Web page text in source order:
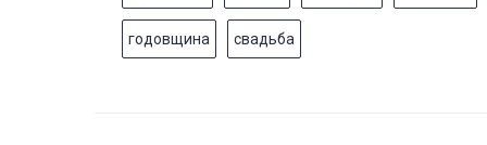
годовщина свадьба